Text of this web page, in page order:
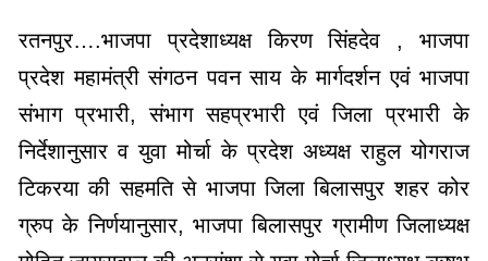
रतनपुर….भाजपा प्रदेशाध्यक्ष किरण सिंहदेव , भाजपा
प्रदेश महामंत्री संगठन पवन साय के मार्गदर्शन एवं भाजपा
संभाग प्रभारी, संभाग सहप्रभारी एवं जिला प्रभारी के
निर्देशानुसार व युवा मोर्चा के प्रदेश अध्यक्ष राहुल योगराज
टिकरया की सहमति से भाजपा जिला बिलासपुर शहर कोर
ग्रुप के निर्णयानुसार, भाजपा बिलासपुर ग्रामीण जिलाध्यक्ष